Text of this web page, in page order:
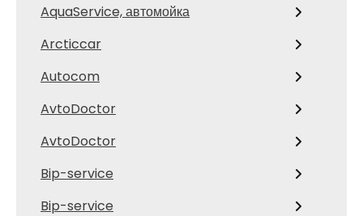
AquaService, автомойка
Arcticcar
Autocom
AvtoDoctor
AvtoDoctor
Bip-service
Bip-service